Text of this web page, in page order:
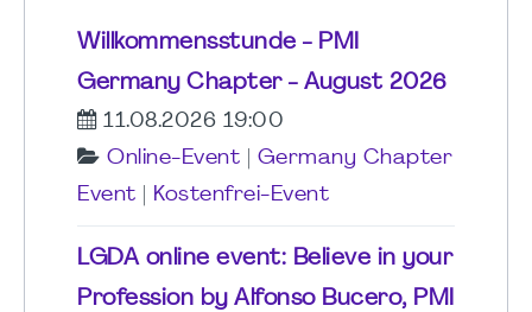
Willkommensstunde - PMI
Germany Chapter - August 2026
11.08.2026 19:00
Online-Event
Germany Chapter
Event
Kostenfrei-Event
LGDA online event: Believe in your
Profession by Alfonso Bucero, PMI